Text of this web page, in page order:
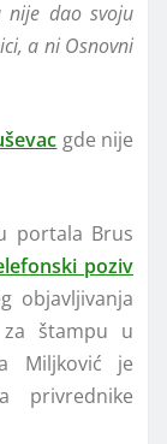
nije dao svoju
a ni Osnovni
gde nije
portala Brus
poziv
objavljivanja
štampu u
Miljković je
privrednike